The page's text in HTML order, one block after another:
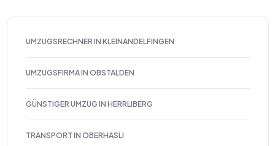
UMZUGSRECHNER IN KLEINANDELFINGEN
UMZUGSFIRMA IN OBSTALDEN
GÜNSTIGER UMZUG IN HERRLIBERG
TRANSPORT IN OBERHASLI